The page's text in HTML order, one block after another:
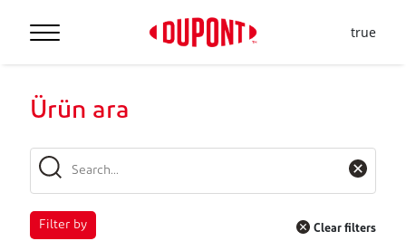
true
Ürün ara
Filter by Clear filters